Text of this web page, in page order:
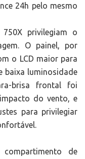
24h pelo mesmo
privilegiam o
O painel, por
o LCD maior para
baixa luminosidade
brisa frontal foi
do vento, e
para privilegiar
de